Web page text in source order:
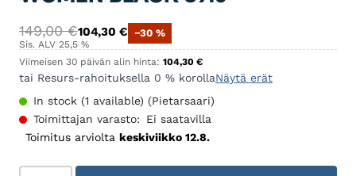
149,00€
Alkuperäinen hinta oli: 149,00 €.
104,30 €
Nykyinen hinta on: 104,30 €.
−30 %
Sis. ALV 25,5 %
Viimeisen 30 päivän alin hinta: 104,30 €
tai Resurs-rahoituksella 0 % korollaNäytä erät
In stock (1 available) (Pietarsaari)
Toimittajan varasto:
Ei saatavilla
Toimitus arviolta keskiviikko 12.8.